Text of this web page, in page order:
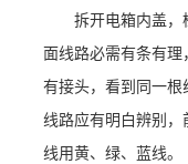
拆开电箱内盖
面线路必需有条有
有接头，看到同一
线路应有明白辨别
线用黄、绿、蓝线。